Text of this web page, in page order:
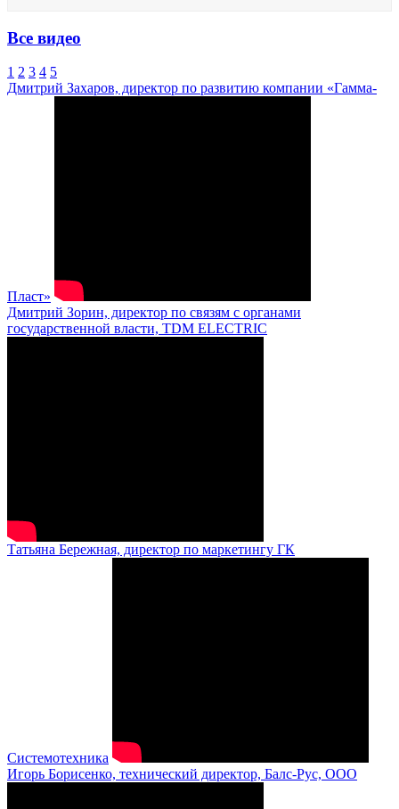
Все видео
1 2 3 4 5
Дмитрий Захаров, директор по развитию компании «Гамма-
Пласт»
Дмитрий Зорин, директор по связям с органами
государственной власти, TDM ELECTRIC
Татьяна Бережная, директор по маркетингу ГК
Системотехника
Игорь Борисенко, технический директор, Балс-Рус, ООО